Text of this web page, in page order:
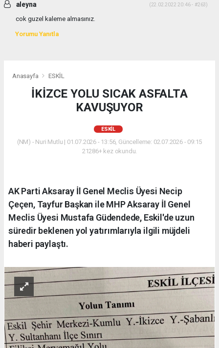
aleyna (22.02.2022 20:46 - #263)
cok guzel kaleme almasınız.
Yorumu Yanıtla
Anasayfa ESKİL
İKİZCE YOLU SICAK ASFALTA
KAVUŞUYOR
ESKİL
(NM) - Nuri Mutlu | 01.07.2026 - 13:56, Güncelleme: 02.07.2026 - 09:15
21286+ kez okundu.
AK Parti Aksaray İl Genel Meclis Üyesi Necip
Çeçen, Tayfur Başkan ile MHP Aksaray İl Genel
Meclis Üyesi Mustafa Güdendede, Eskil'de uzun
süredir beklenen yol yatırımlarıyla ilgili müjdeli
haberi paylaştı.